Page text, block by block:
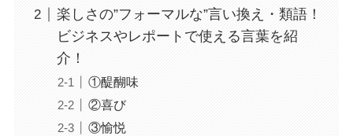
楽しさの”フォーマルな”言い換え・類語！
ビジネスやレポートで使える言葉を紹
介！
①醍醐味
②喜び
③愉悦